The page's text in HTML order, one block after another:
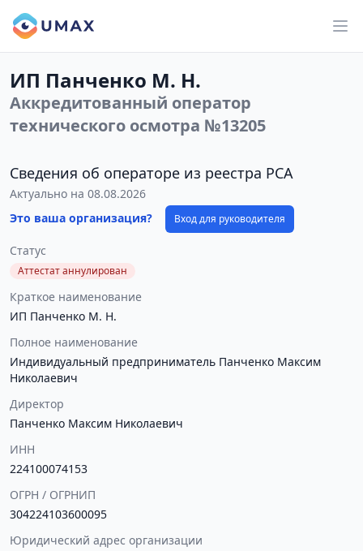
ИП Панченко М. Н.
Аккредитованный оператор
технического осмотра №13205
Сведения об операторе из реестра РСА
Актуально на 08.08.2026
Это ваша организация?
Вход для руководителя
Статус
Аттестат аннулирован
Краткое наименование
ИП Панченко М. Н.
Полное наименование
Индивидуальный предприниматель Панченко Максим
Николаевич
Директор
Панченко Максим Николаевич
ИНН
224100074153
ОГРН / ОГРНИП
304224103600095
Юридический адрес организации